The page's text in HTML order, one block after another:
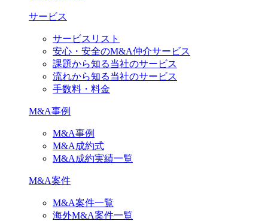
サービス
サービスリスト
安心・安全のM&A仲介サービス
課題から知る当社のサービス
流れから知る当社のサービス
手数料・料金
M&A事例
M&A事例
M&A成約式
M&A成約実績一覧
M&A案件
M&A案件一覧
海外M&A案件一覧